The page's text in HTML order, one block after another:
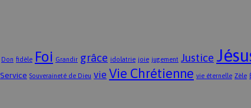
Don fidèle Foi Grandir grâce idolatrie joie jugement Justice
Service Souveraineté de Dieu vie Vie Chrétienne vie éternelle Zèle